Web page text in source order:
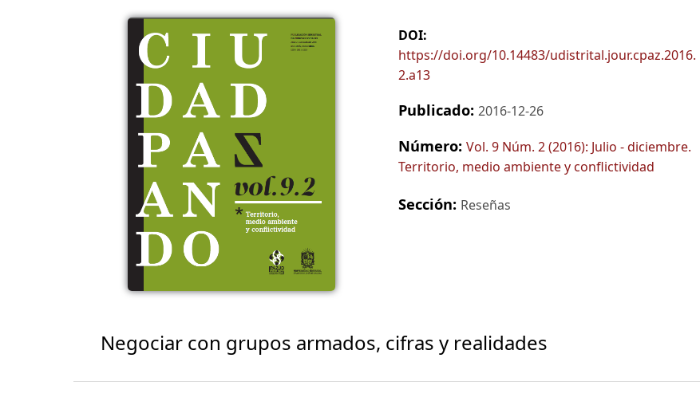
DOI:
https://doi.org/10.14483/udistrital.jour.cpaz.2016.
2.a13
Publicado: 2016-12-26
Número: Vol. 9 Núm. 2 (2016): Julio - diciembre.
Territorio, medio ambiente y conflictividad
Sección: Reseñas
Negociar con grupos armados, cifras y realidades